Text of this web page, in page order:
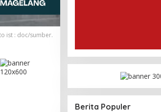
ist : doc/sumber.
Berita Populer